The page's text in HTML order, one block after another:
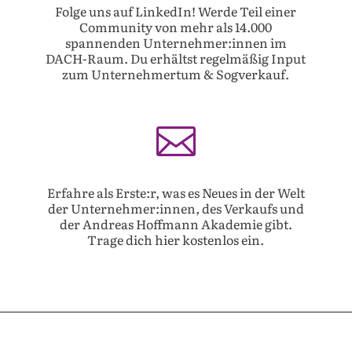
Folge uns auf LinkedIn! Werde Teil einer
Community von mehr als 14.000
spannenden Unternehmer:innen im
DACH-Raum. Du erhältst regelmäßig Input
zum Unternehmertum & Sogverkauf.

Erfahre als Erste:r, was es Neues in der Welt
der Unternehmer:innen, des Verkaufs und
der Andreas Hoffmann Akademie gibt.
Trage dich hier kostenlos ein.